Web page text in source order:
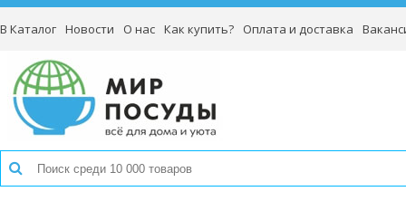
В Каталог Новости О нас Как купить? Оплата и доставка